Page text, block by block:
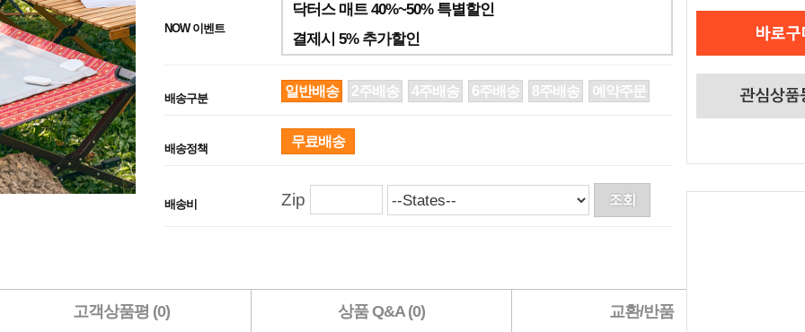
NOW 이벤트
닥터스 매트 40%~50% 특별할인
결제시 5% 추가할인
배송구분 일반배송 2주배송 4주배송 6주배송 8주배송 예약주문
배송정책 무료배송
배송비 Zip
고객상품평 (0) 상품 Q&A (0) 교환/반품